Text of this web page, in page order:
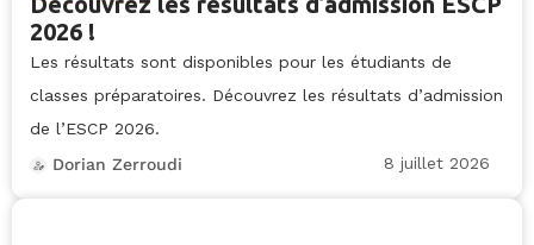
2026 !
Les résultats sont disponibles pour les étudiants de
classes préparatoires. Découvrez les résultats d’admission
de l’ESCP 2026.
Dorian Zerroudi
8 juillet 2026